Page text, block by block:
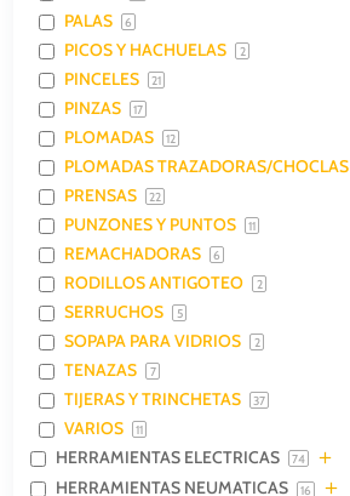
PALAS 6
PICOS Y HACHUELAS 2
PINCELES 21
PINZAS 17
PLOMADAS 12
PLOMADAS TRAZADORAS/CHOCLAS
PRENSAS 22
PUNZONES Y PUNTOS 11
REMACHADORAS 6
RODILLOS ANTIGOTEO 2
SERRUCHOS 5
SOPAPA PARA VIDRIOS 2
TENAZAS 7
TIJERAS Y TRINCHETAS 37
VARIOS 11
HERRAMIENTAS ELECTRICAS 74
HERRAMIENTAS NEUMATICAS 16